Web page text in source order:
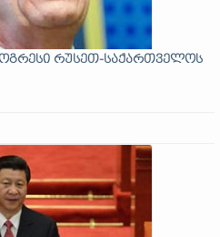
რუსეთ-საქართველოს